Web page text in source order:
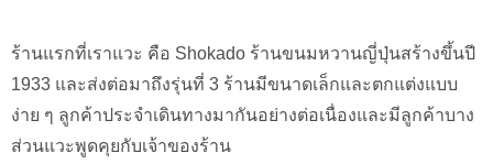
ร้านแรกที่เราแวะ คือ Shokado ร้านขนมหวานญี่ปุ่นสร้างขึ้นปี
1933 และส่งต่อมาถึงรุ่นที่ 3 ร้านมีขนาดเล็กและตกแต่งแบบ
ง่าย ๆ ลูกค้าประจำเดินทางมากันอย่างต่อเนื่องและมีลูกค้าบาง
ส่วนแวะพูดคุยกับเจ้าของร้าน